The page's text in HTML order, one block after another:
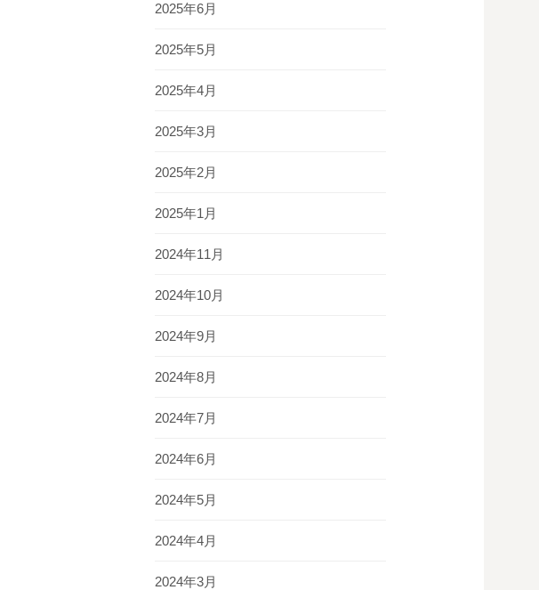
2025年6月
2025年5月
2025年4月
2025年3月
2025年2月
2025年1月
2024年11月
2024年10月
2024年9月
2024年8月
2024年7月
2024年6月
2024年5月
2024年4月
2024年3月